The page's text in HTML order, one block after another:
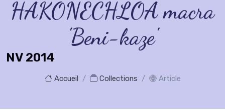
HAKONECHLOA macra
'Beni-kaze'
NV 2014
Accueil Collections Article